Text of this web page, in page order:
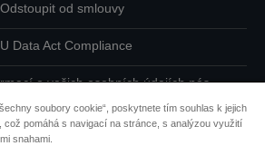
Odstoupit od smlouvy
Data Act Compliance
o vašich osobních údajích nás
o souborech cookie
soubory cookie“, poskytnete tím souhlas k jejich
pomáhá s navigací na stránce, s analýzou využití
snahami.